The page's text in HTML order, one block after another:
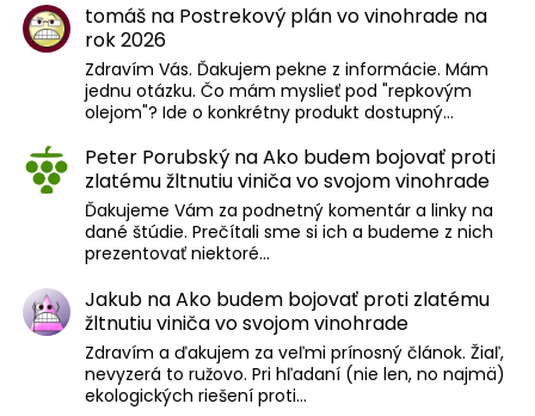
tomáš na Postrekový plán vo vinohrade na
rok 2026
Zdravím Vás. Ďakujem pekne z informácie. Mám
jednu otázku. Čo mám myslieť pod "repkovým
olejom"? Ide o konkrétny produkt dostupný…
Peter Porubský naAko budem bojovať proti
zlatému žltnutiu viniča vo svojom vinohrade
Ďakujeme Vám za podnetný komentár a linky na
dané štúdie. Prečítali sme si ich a budeme z nich
prezentovať niektoré…
Jakub naAko budem bojovať proti zlatému
žltnutiu viniča vo svojom vinohrade
Zdravím a ďakujem za veľmi prínosný článok. Žiaľ,
nevyzerá to ružovo. Pri hľadaní (nie len, no najmä)
ekologických riešení proti…